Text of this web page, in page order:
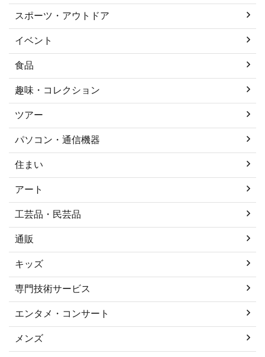
スポーツ・アウトドア
イベント
食品
趣味・コレクション
ツアー
パソコン・通信機器
住まい
アート
工芸品・民芸品
通販
キッズ
専門技術サービス
エンタメ・コンサート
メンズ